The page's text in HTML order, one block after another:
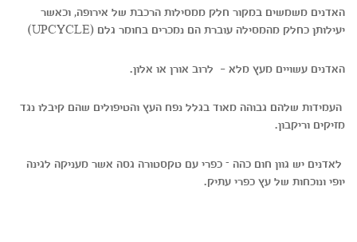
האדנים משמשים במקור חלק ממסילות הרכבת של אירופה, וכאשר
יעילותן כחלק מהמסילה עוברת הם נמכרים בחומר גלם (UPCYCLE)
האדנים עשויים מעץ מלא - לרוב אורן או אלון.
העמידות שלהם גבוהה מאוד בגלל נפח העץ והטיפולים שהם קיבלו נגד
מזיקים וריקבון.
לאדנים יש גוון חום כהה – כפרי עם טקסטורה גסה אשר מעניקה לגינה
יופי ונוכחות של עץ כפרי עתיק.